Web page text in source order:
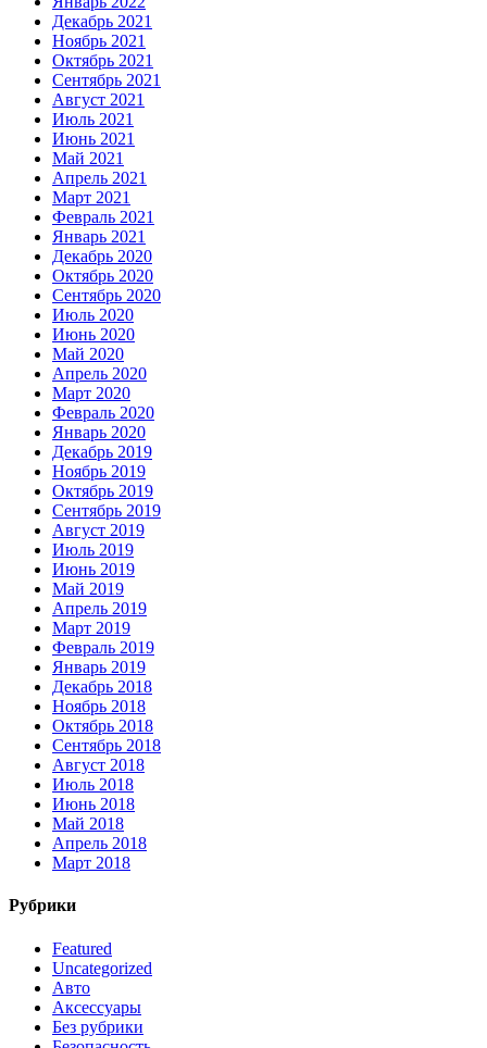
Декабрь 2021
Ноябрь 2021
Октябрь 2021
Сентябрь 2021
Август 2021
Июль 2021
Июнь 2021
Май 2021
Апрель 2021
Март 2021
Февраль 2021
Январь 2021
Декабрь 2020
Октябрь 2020
Сентябрь 2020
Июль 2020
Июнь 2020
Май 2020
Апрель 2020
Март 2020
Февраль 2020
Январь 2020
Декабрь 2019
Ноябрь 2019
Октябрь 2019
Сентябрь 2019
Август 2019
Июль 2019
Июнь 2019
Май 2019
Апрель 2019
Март 2019
Февраль 2019
Январь 2019
Декабрь 2018
Ноябрь 2018
Октябрь 2018
Сентябрь 2018
Август 2018
Июль 2018
Июнь 2018
Май 2018
Апрель 2018
Март 2018
Рубрики
Featured
Uncategorized
Авто
Аксессуары
Без рубрики